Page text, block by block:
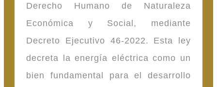
Derecho Humano de Naturaleza
Económica y Social, mediante
Decreto Ejecutivo 46-2022. Esta ley
decreta la energía eléctrica como un
bien fundamental para el desarrollo